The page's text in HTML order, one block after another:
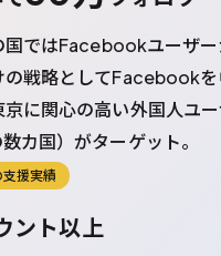
国ではFacebookユーザー
の戦略としてFacebookを
に関心の高い外国人ユ
カ国）がターゲット。
援実績
ント以上